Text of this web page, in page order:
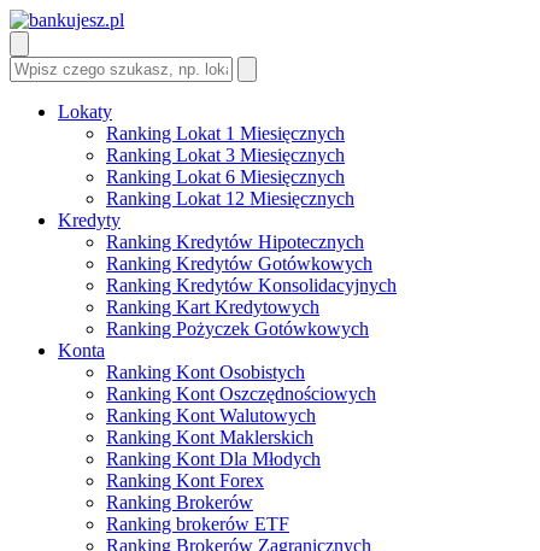
Lokaty
Ranking Lokat 1 Miesięcznych
Ranking Lokat 3 Miesięcznych
Ranking Lokat 6 Miesięcznych
Ranking Lokat 12 Miesięcznych
Kredyty
Ranking Kredytów Hipotecznych
Ranking Kredytów Gotówkowych
Ranking Kredytów Konsolidacyjnych
Ranking Kart Kredytowych
Ranking Pożyczek Gotówkowych
Konta
Ranking Kont Osobistych
Ranking Kont Oszczędnościowych
Ranking Kont Walutowych
Ranking Kont Maklerskich
Ranking Kont Dla Młodych
Ranking Kont Forex
Ranking Brokerów
Ranking brokerów ETF
Ranking Brokerów Zagranicznych